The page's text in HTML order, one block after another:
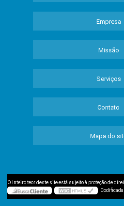
Empresa
Missão
Serviços
Contato
Mapa do
O inteiro teor deste site está sujeito à proteção de